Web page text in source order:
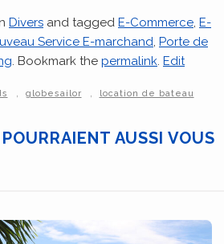
Divers and tagged E-Commerce, E-
Service E-marchand, Porte de
. Bookmark the permalink. Edit
globesailor location de bateau
AUSSI VOUS